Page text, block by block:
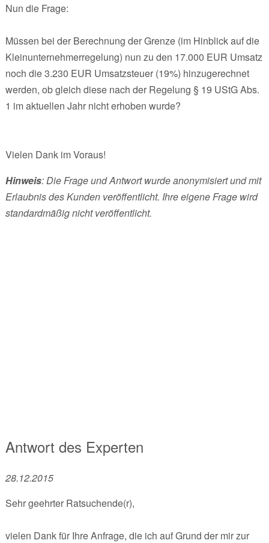
Nun die Frage:
Müssen bei der Berechnung der Grenze (im Hinblick auf die
Kleinunternehmerregelung) nun zu den 17.000 EUR Umsatz
noch die 3.230 EUR Umsatzsteuer (19%) hinzugerechnet
werden, ob gleich diese nach der Regelung § 19 UStG Abs.
1 im aktuellen Jahr nicht erhoben wurde?
Vielen Dank im Voraus!
Hinweis: Die Frage und Antwort wurde anonymisiert und mit
Erlaubnis des Kunden veröffentlicht. Ihre eigene Frage wird
standardmäßig nicht veröffentlicht.
Antwort des Experten
28.12.2015
Sehr geehrter Ratsuchende(r),
vielen Dank für Ihre Anfrage, die ich auf Grund der mir zur